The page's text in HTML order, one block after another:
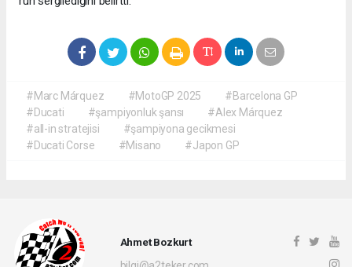
#Marc Márquez #MotoGP 2025
#Barcelona GP
#Ducati
#şampiyonluk şansı
#Alex Márquez
#all-in stratejisi
#şampiyona gecikmesi
#Ducati Corse
#Misano #Japon GP
Ahmet Bozkurt